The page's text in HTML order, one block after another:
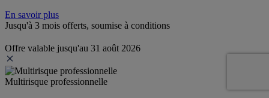
En savoir plus
Jusqu'à 3 mois offerts, soumise à conditions
Offre valable jusqu'au 31 août 2026
Multirisque professionnelle